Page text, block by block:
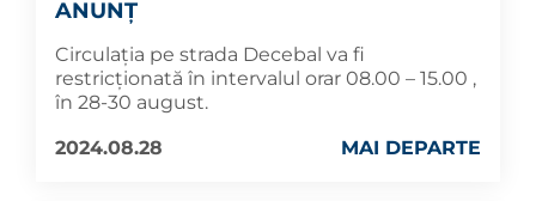
ANUNȚ
Circulația pe strada Decebal va fi
restricționată în intervalul orar 08.00 – 15.00 ,
în 28-30 august.
2024.08.28
MAI DEPARTE